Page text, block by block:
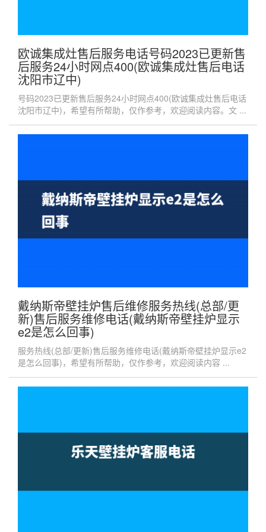
欧诚集成灶售后服务电话号码2023已更新售
后服务24小时网点400(欧诚集成灶售后电话
沈阳市辽中)
号码2023已更新售后服务24小时网点400(欧诚集成灶售后电话
沈阳市辽中)，希望有所帮助，仅作参考，欢迎阅读内容。文 ...
戴纳斯帝壁挂炉售后维修服务热线(总部/更
新)售后服务维修电话(戴纳斯帝壁挂炉显示
e2是怎么回事)
服务热线(总部/更新)售后服务维修电话(戴纳斯帝壁挂炉显示e2
是怎么回事)，希望有所帮助，仅作参考，欢迎阅读内容 ...